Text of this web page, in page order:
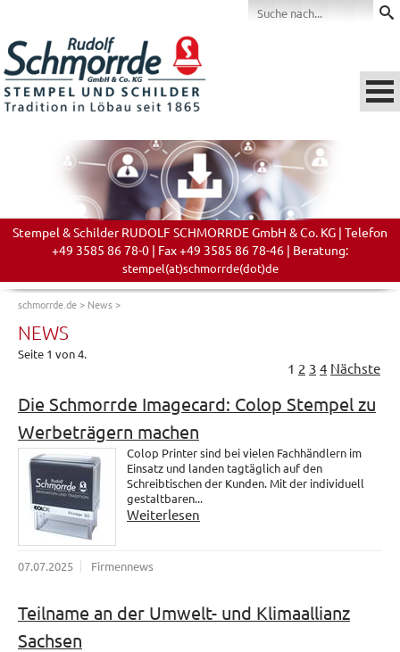
Stempel & Schilder RUDOLF SCHMORRDE GmbH & Co. KG | Telefon
+49 3585 86 78-0 | Fax +49 3585 86 78-46 | Beratung:
stempel(at)schmorrde(dot)de
schmorrde.de> News>
NEWS
Seite 1 von 4.
1 2 3 4 Nächste
Die Schmorrde Imagecard: Colop Stempel zu
Werbeträgern machen
Colop Printer sind bei vielen Fachhändlern im
Einsatz und landen tagtäglich auf den
Schreibtischen der Kunden. Mit der individuell
gestaltbaren...
Weiterlesen
07.07.2025 Firmennews
Teilname an der Umwelt- und Klimaallianz
Sachsen